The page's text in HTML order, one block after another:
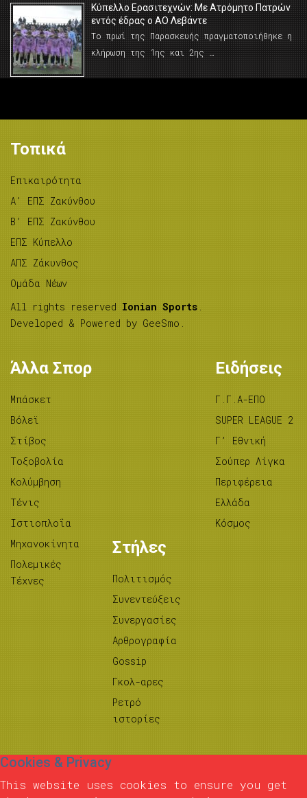
Κύπελλο Ερασιτεχνών: Με Ατρόμητο Πατρών
εντός έδρας ο ΑΟ Λεβάντε
Το πρωί της Παρασκευής πραγματοποιήθηκε η
κλήρωση της 1ης και 2ης …
Τοπικά
Επικαιρότητα
A’ ΕΠΣ Ζακύνθου
B’ ΕΠΣ Ζακύνθου
ΕΠΣ Κύπελλο
ΑΠΣ Ζάκυνθος
Ομάδα Νέων
All rights reserved Ionian Sports .
Developed & Powered by GeeSmo .
Άλλα Σπορ
Μπάσκετ
Βόλεϊ
Στίβος
Tοξοβολία
Κολύμβηση
Τένις
Ιστιοπλοΐα
Μηχανοκίνητα
Πολεμικές
Τέχνες
Ειδήσεις
Γ.Γ.Α-ΕΠΟ
SUPER LEAGUE 2
Γ’ Εθνική
Σούπερ Λίγκα
Περιφέρεια
Ελλάδα
Κόσμος
Στήλες
Πολιτισμός
Συνεντεύξεις
Συνεργασίες
Αρθρογραφία
Gossip
Γκολ-αρες
Ρετρό
ιστορίες
Cookies & Privacy
This website uses cookies to ensure you get